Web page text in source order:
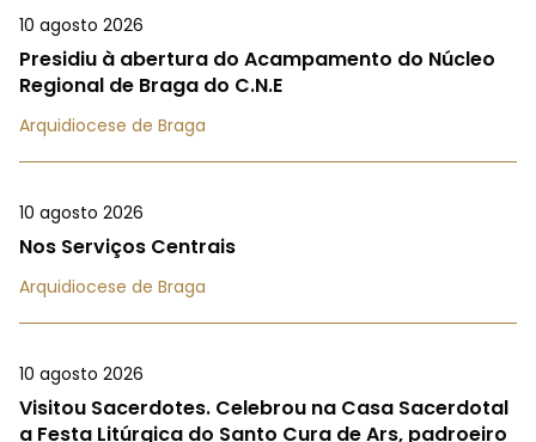
10 agosto 2026
Presidiu à abertura do Acampamento do Núcleo
Regional de Braga do C.N.E
Arquidiocese de Braga
10 agosto 2026
Nos Serviços Centrais
Arquidiocese de Braga
10 agosto 2026
Visitou Sacerdotes. Celebrou na Casa Sacerdotal
a Festa Litúrgica do Santo Cura de Ars, padroeiro